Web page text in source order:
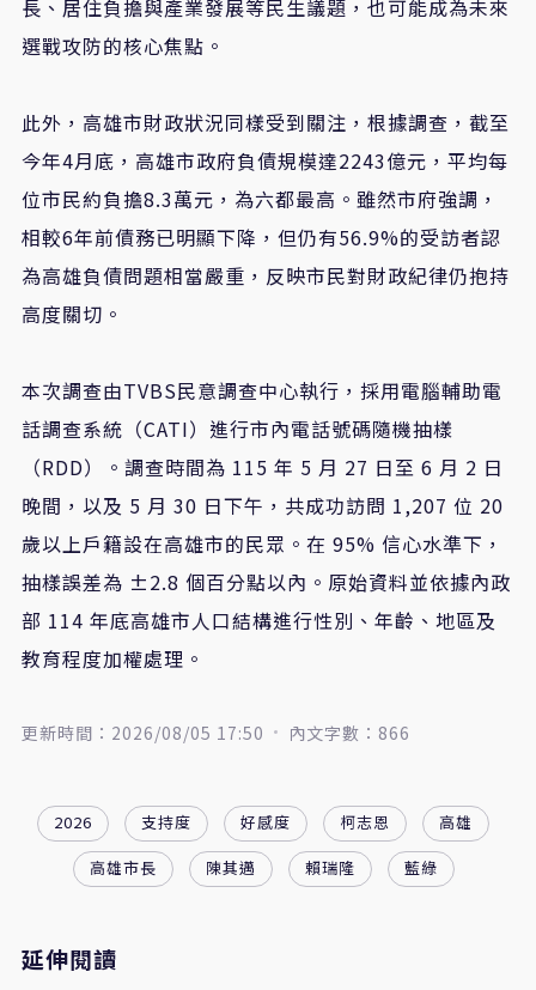
長、居住負擔與產業發展等民生議題，也可能成為未來
選戰攻防的核心焦點。
此外，高雄市財政狀況同樣受到關注，根據調查，截至
今年4月底，高雄市政府負債規模達2243億元，平均每
位市民約負擔8.3萬元，為六都最高。雖然市府強調，
相較6年前債務已明顯下降，但仍有56.9%的受訪者認
為高雄負債問題相當嚴重，反映市民對財政紀律仍抱持
高度關切。
本次調查由TVBS民意調查中心執行，採用電腦輔助電
話調查系統（CATI）進行市內電話號碼隨機抽樣
（RDD）。調查時間為 115 年 5 月 27 日至 6 月 2 日
晚間，以及 5 月 30 日下午，共成功訪問 1,207 位 20
歲以上戶籍設在高雄市的民眾。在 95% 信心水準下，
抽樣誤差為 ±2.8 個百分點以內。原始資料並依據內政
部 114 年底高雄市人口結構進行性別、年齡、地區及
教育程度加權處理。
更新時間：2026/08/05 17:50 內文字數：866
2026 支持度 好感度 柯志恩
高雄
高雄市長
陳其邁 賴瑞隆 藍綠
延伸閱讀